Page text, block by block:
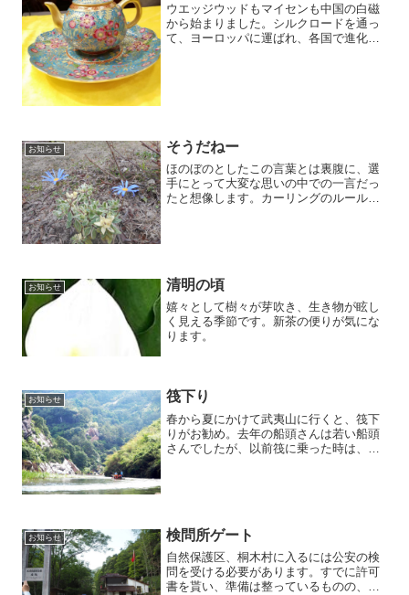
ウエッジウッドもマイセンも中国の白磁
から始まりました。シルクロードを通っ
て、ヨーロッパに運ばれ、各国で進化を
お知らせ そうだねー
ほのぼのとしたこの言葉とは裏腹に、選
手にとって大変な思いの中での一言だっ
たと想像します。カーリングのルールは
お知らせ 清明の頃
嬉々として樹々が芽吹き、生き物が眩し
く見える季節です。新茶の便りが気にな
ります。
お知らせ 筏下り
春から夏にかけて武夷山に行くと、筏下
りがお勧め。去年の船頭さんは若い船頭
さんでしたが、以前筏に乗った時は、ベ
お知らせ 検問所ゲート
自然保護区、桐木村に入るには公安の検
問を受ける必要があります。すでに許可
書を貰い、準備は整っているものの、無